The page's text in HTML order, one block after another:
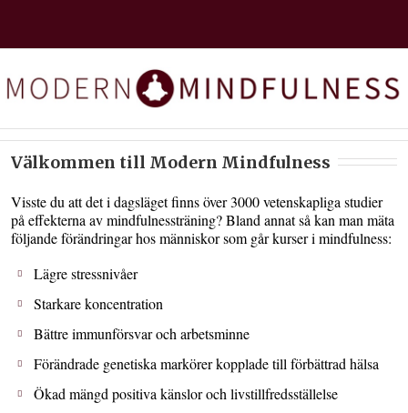
Välkommen till Modern Mindfulness
Visste du att det i dagsläget finns över 3000 vetenskapliga studier
på effekterna av mindfulnessträning? Bland annat så kan man mäta
följande förändringar hos människor som går kurser i mindfulness:
Lägre stressnivåer
Starkare koncentration
Bättre immunförsvar och arbetsminne
Förändrade genetiska markörer kopplade till förbättrad hälsa
Ökad mängd positiva känslor och livstillfredsställelse